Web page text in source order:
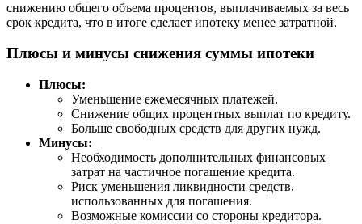
снижению общего объема процентов, выплачиваемых за весь
срок кредита, что в итоге сделает ипотеку менее затратной.
Плюсы и минусы снижения суммы ипотеки
Плюсы:
Уменьшение ежемесячных платежей.
Снижение общих процентных выплат по кредиту.
Больше свободных средств для других нужд.
Минусы:
Необходимость дополнительных финансовых
затрат на частичное погашение кредита.
Риск уменьшения ликвидности средств,
использованных для погашения.
Возможные комиссии со стороны кредитора.